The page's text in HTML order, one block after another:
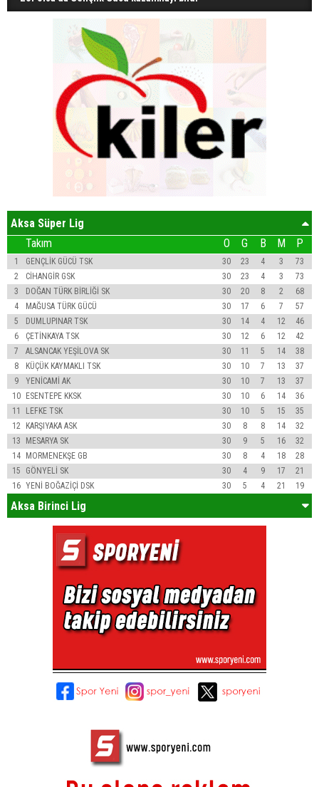
Aksa Süper Lig
Takım
O G B M P
1 GENÇLİK GÜCÜ TSK 30 23 4 3
73
2
CİHANGİR GSK 30 23 4 3
73
3
DOĞAN TÜRK BİRLİĞİ SK 30 20 8 2
68
4
MAĞUSA TÜRK GÜCÜ 30 17 6 7
57
5
DUMLUPINAR TSK 30 14 4 12
46
6
ÇETİNKAYA TSK 30 12 6 12
42
7
ALSANCAK YEŞİLOVA SK 30 11 5 14
38
8
KÜÇÜK KAYMAKLI TSK 30 10 7 13
37
9
YENİCAMİ AK 30 10 7 13
37
10
ESENTEPE KKSK 30 10 6 14
36
11
LEFKE TSK 30 10 5 15
35
12
KARŞIYAKA ASK 30 8 8 14
32
13
MESARYA SK 30 9 5 16
32
14
MORMENEKŞE GB 30 8 4 18
28
15
GÖNYELİ SK 30 4 9 17
21
16 YENİ BOĞAZİÇİ DSK 30 5 4 21 19
Aksa Birinci Lig